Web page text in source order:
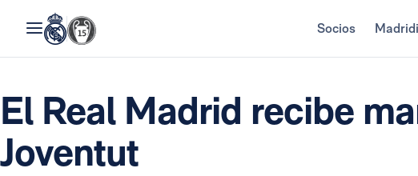
Socios
El Real Madrid recibe
Joventut